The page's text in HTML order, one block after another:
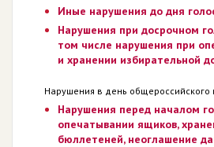
Иные нарушения до дня
Нарушения при досрочном
том числе нарушения при
и хранении избирательной
Нарушения в день общероссийского
Нарушения перед началом
опечатывании ящиков,
бюллетеней, неоглашение